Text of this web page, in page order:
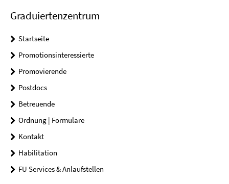
Graduiertenzentrum
Startseite
Promotionsinteressierte
Promovierende
Postdocs
Betreuende
Ordnung | Formulare
Kontakt
Habilitation
FU Services & Anlaufstellen